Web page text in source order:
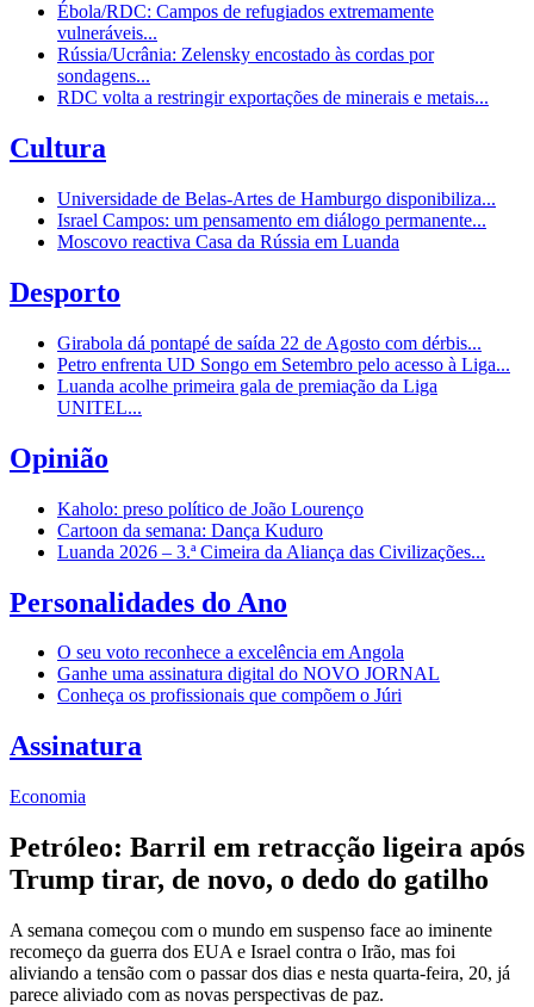
Ébola/RDC: Campos de refugiados extremamente
vulneráveis...
Rússia/Ucrânia: Zelensky encostado às cordas por
sondagens...
RDC volta a restringir exportações de minerais e metais...
Cultura
Universidade de Belas-Artes de Hamburgo disponibiliza...
Israel Campos: um pensamento em diálogo permanente...
Moscovo reactiva Casa da Rússia em Luanda
Desporto
Girabola dá pontapé de saída 22 de Agosto com dérbis...
Petro enfrenta UD Songo em Setembro pelo acesso à Liga...
Luanda acolhe primeira gala de premiação da Liga
UNITEL...
Opinião
Kaholo: preso político de João Lourenço
Cartoon da semana: Dança Kuduro
Luanda 2026 – 3.ª Cimeira da Aliança das Civilizações...
Personalidades do Ano
O seu voto reconhece a excelência em Angola
Ganhe uma assinatura digital do NOVO JORNAL
Conheça os profissionais que compõem o Júri
Assinatura
Economia
Petróleo: Barril em retracção ligeira após
Trump tirar, de novo, o dedo do gatilho
A semana começou com o mundo em suspenso face ao iminente
recomeço da guerra dos EUA e Israel contra o Irão, mas foi
aliviando a tensão com o passar dos dias e nesta quarta-feira, 20, já
parece aliviado com as novas perspectivas de paz.